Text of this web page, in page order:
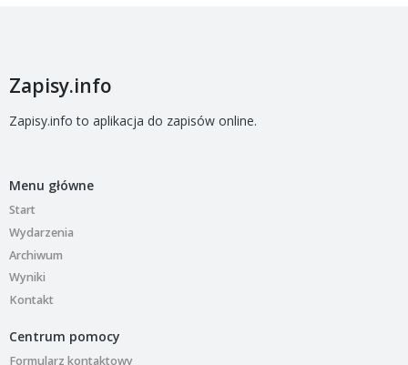
Zapisy.info
Zapisy.info to aplikacja do zapisów online.
Menu główne
Start
Wydarzenia
Archiwum
Wyniki
Kontakt
Centrum pomocy
Formularz kontaktowy